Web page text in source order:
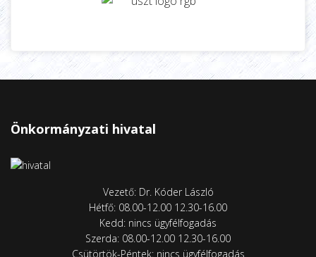
Önkormányzati hivatal
Hétfő: 08.00-12.00 12.30-16.00
Kedd: nincs ügyfélfogadás
Szerda: 08.00-12.00 12.30-16.00
Csütörtök-Péntek: nincs ügyfélfogadás